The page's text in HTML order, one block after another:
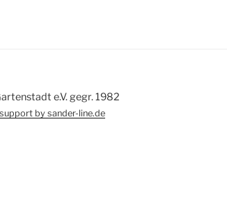
e.V. gegr. 1982
by sander-line.de